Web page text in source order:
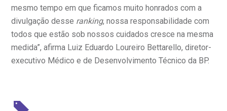
e perdidos
mesmo tempo em que ficamos muito honrados com a
divulgação desse ranking, nossa responsabilidade com
todos que estão sob nossos cuidados cresce na mesma
medida”, afirma Luiz Eduardo Loureiro Bettarello, diretor-
executivo Médico e de Desenvolvimento Técnico da BP.